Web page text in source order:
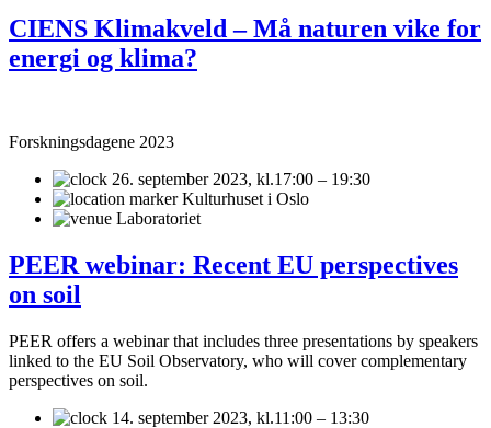
CIENS Klimakveld – Må naturen vike for
energi og klima?
Forskningsdagene 2023
26. september 2023, kl.17:00 – 19:30
Kulturhuset i Oslo
Laboratoriet
PEER webinar: Recent EU perspectives
on soil
PEER offers a webinar that includes three presentations by speakers
linked to the EU Soil Observatory, who will cover complementary
perspectives on soil.
14. september 2023, kl.11:00 – 13:30